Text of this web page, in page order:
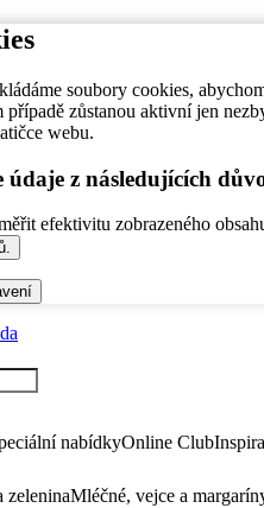
soubory cookies,
zůstanou aktivní jen
webu.
z následujících
efektivitu zobrazeného
nabídkyOnline Club
zeleninaMléčné, vejce a